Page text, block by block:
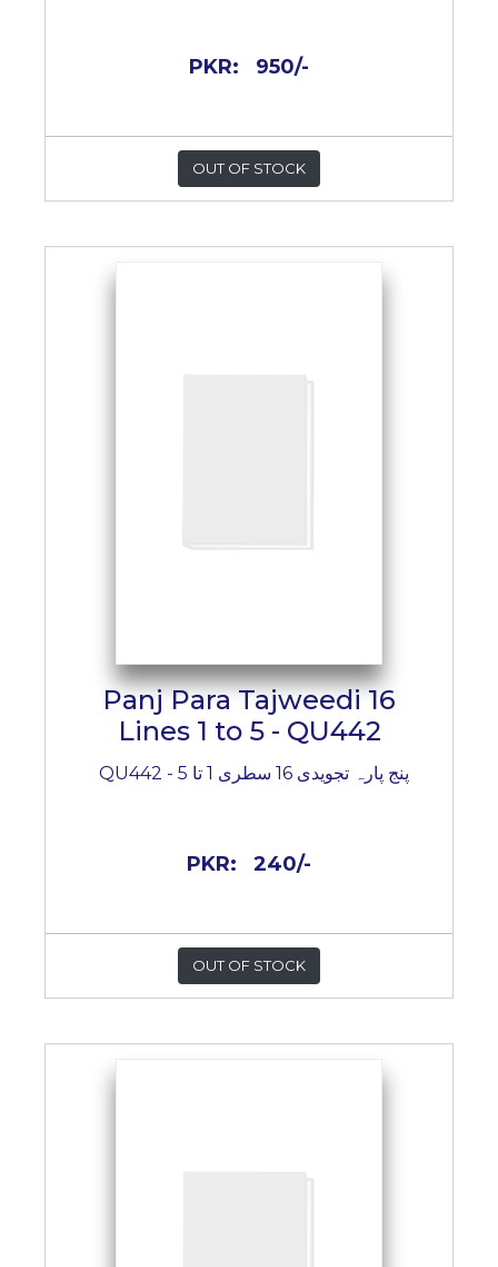
PKR: 950/-
OUT OF STOCK
Panj Para Tajweedi 16
Lines 1 to 5 - QU442
پنج پارہ تجویدی 16 سطری 1 تا 5 - QU442
PKR: 240/-
OUT OF STOCK